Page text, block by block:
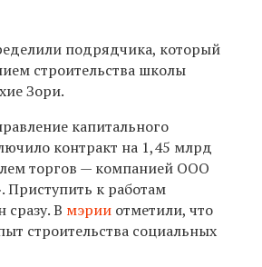
подрядчика, который
строительства школы
Зори.
капитального
контракт на 1,45 млрд
торгов — компанией ООО
Приступить к работам
В мэрии отметили, что
строительства социальных